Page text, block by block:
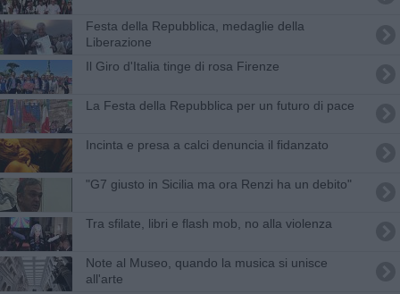
Festa della Repubblica, medaglie della
Liberazione
Il Giro d'Italia tinge di rosa Firenze
La Festa della Repubblica per un futuro di pace
Incinta e presa a calci denuncia il fidanzato
"G7 giusto in Sicilia ma ora Renzi ha un debito"
Tra sfilate, libri e flash mob, no alla violenza
Note al Museo, quando la musica si unisce
all'arte